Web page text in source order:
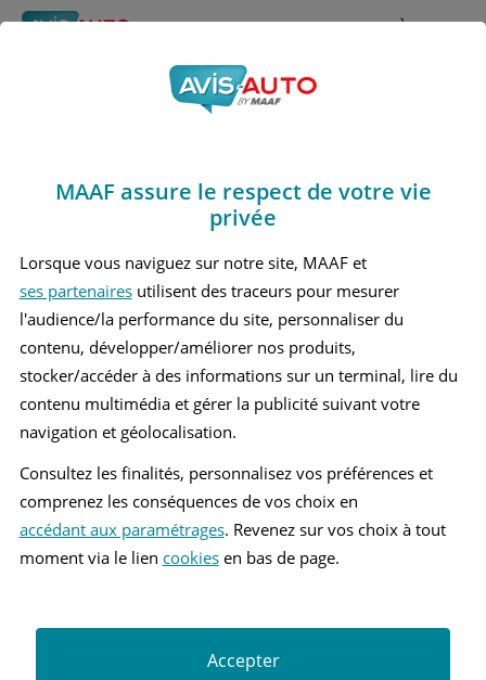
Rechercher À propos
Obtenir un devis d'assurance auto MAAF
Avis Santana Vitara
SANTANA VITARA 1 4 X 4
Vous recherchez une
assurance automobile ?
Obtenez vos devis MAAF
MAAF assure le respect de votre vie
privée
Lorsque vous naviguez sur notre site, MAAF et
ses partenairesutilisent des traceurs pour mesurer
l'audience/la performance du site, personnaliser du
contenu, développer/améliorer nos produits,
stocker/accéder à des informations sur un terminal, lire du
contenu multimédia et gérer la publicité suivant votre
navigation et géolocalisation.
Consultez les finalités, personnalisez vos préférences et
comprenez les conséquences de vos choix en
accédant aux paramétrages. Revenez sur vos choix à tout
moment via le lien cookiesen bas de page.
Accepter